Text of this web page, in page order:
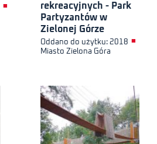
■
rekreacyjnych - Park
Partyzantów w
Zielonej Górze
Oddano do użytku: 2018 ■
Miasto Zielona Góra